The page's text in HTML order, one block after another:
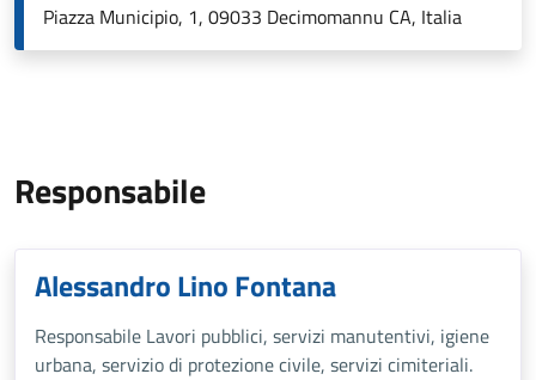
Piazza Municipio, 1, 09033 Decimomannu CA, Italia
Responsabile
Alessandro Lino Fontana
Responsabile Lavori pubblici, servizi manutentivi, igiene
urbana, servizio di protezione civile, servizi cimiteriali.